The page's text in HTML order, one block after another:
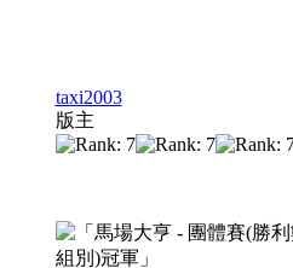
taxi2003
版主